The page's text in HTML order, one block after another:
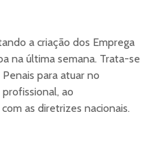
a criação dos Emprega
na última semana. Trata-se
para atuar no
ao
as diretrizes nacionais.